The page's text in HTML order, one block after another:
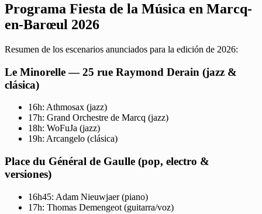
Programa Fiesta de la Música en Marcq-
en-Barœul 2026
Resumen de los escenarios anunciados para la edición de 2026:
Le Minorelle — 25 rue Raymond Derain (jazz &
clásica)
16h: Athmosax (jazz)
17h: Grand Orchestre de Marcq (jazz)
18h: WoFuJa (jazz)
19h: Arcangelo (clásica)
Place du Général de Gaulle (pop, electro &
versiones)
16h45: Adam Nieuwjaer (piano)
17h: Thomas Demengeot (guitarra/voz)